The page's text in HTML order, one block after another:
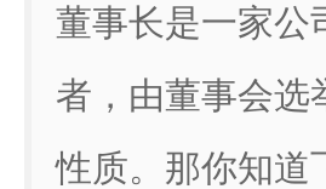
董事长是一家公
者，由董事会选
性质。那你知道